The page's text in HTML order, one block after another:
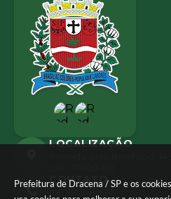
Prefeitura de Dracena / SP e os
LOCALIZAÇÃO
CONTATO